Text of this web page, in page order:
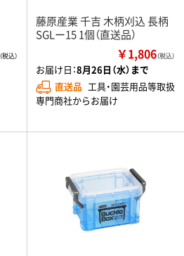
藤原産業 千吉 木柄刈込 長柄
SGLー15 1個（直送品）
￥1,806（税込）
お届け日：8月26日（水）まで
直送品 工具・園芸用品等取扱
専門商社からお届け